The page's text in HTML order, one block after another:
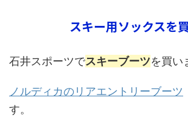
スキー用ソックスを
石井スポーツでスキーブーツを買い
ノルディカのリアエントリーブーツ
す。